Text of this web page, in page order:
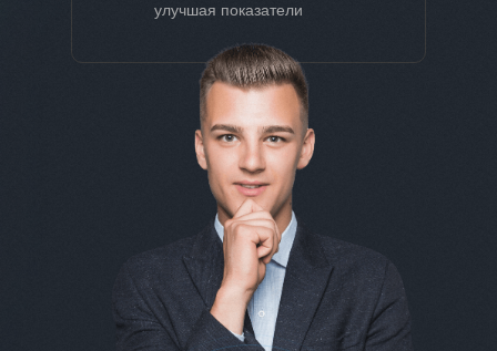
улучшая показатели